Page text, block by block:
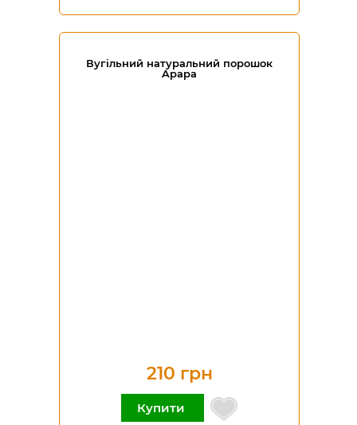
​Вугільний натуральний порошок
Apapa
210 грн
Купити